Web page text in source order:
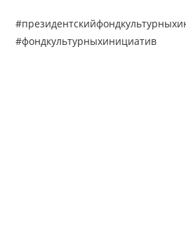
#фондкультурныхинициатив